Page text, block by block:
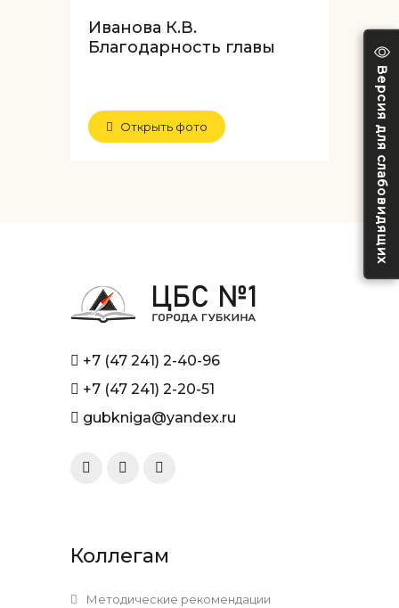
Версия для слабовидящих
Иванова К.В.
Благодарность главы
Открыть фото
+7 (47 241) 2-40-96
+7 (47 241) 2-20-51
gubkniga@yandex.ru
Коллегам
Методические рекомендации